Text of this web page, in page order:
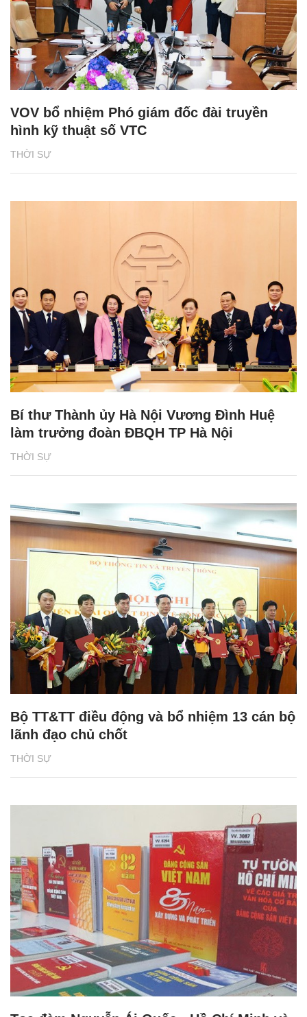
THỜI SỰ
VOV bổ nhiệm Phó giám đốc đài truyền
hình kỹ thuật số VTC
THỜI SỰ
Bí thư Thành ủy Hà Nội Vương Đình Huệ
làm trưởng đoàn ĐBQH TP Hà Nội
THỜI SỰ
Bộ TT&TT điều động và bổ nhiệm 13 cán bộ
lãnh đạo chủ chốt